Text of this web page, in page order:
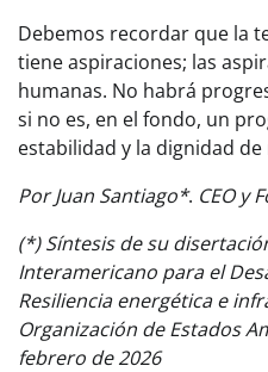
Debemos recordar que la
tiene aspiraciones; las
humanas. No habrá
si no es, en el fondo, un
estabilidad y la dignidad
Por Juan Santiago*. CEO y
(*) Síntesis de su
Interamericano para el
Resiliencia energética e
Organización de Estados
febrero de 2026